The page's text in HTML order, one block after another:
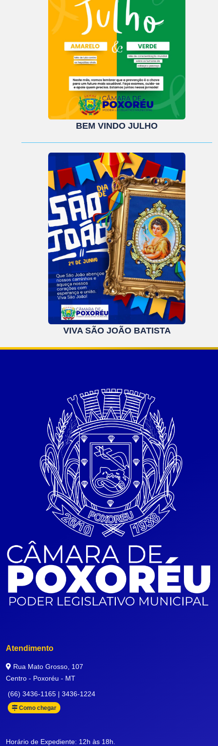
BEM VINDO JULHO
VIVA SÃO JOÃO BATISTA
Atendimento
Rua Mato Grosso, 107
Centro - Poxoréu - MT
(66) 3436-1165 | 3436-1224
Como chegar
Horário de Expediente: 12h às 18h.